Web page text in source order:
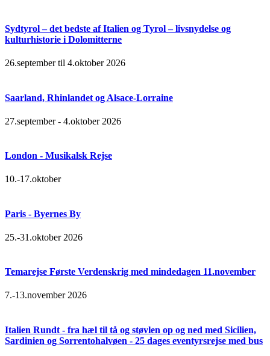
Sydtyrol – det bedste af Italien og Tyrol – livsnydelse og
kulturhistorie i Dolomitterne
26.september til 4.oktober 2026
Saarland, Rhinlandet og Alsace-Lorraine
27.september - 4.oktober 2026
London - Musikalsk Rejse
10.-17.oktober
Paris - Byernes By
25.-31.oktober 2026
Temarejse Første Verdenskrig med mindedagen 11.november
7.-13.november 2026
Italien Rundt - fra hæl til tå og støvlen op og ned med Sicilien,
Sardinien og Sorrentohalvøen - 25 dages eventyrsrejse med bus